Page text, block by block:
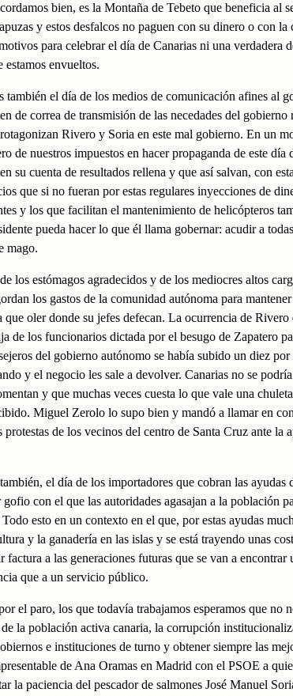
bien, es la Montaña de Tebeto que beneficia al
y estos desfalcos no paguen con su dinero o con la
para celebrar el día de Canarias ni una verdadera
estamos envueltos.
también el día de los medios de comunicación afines al
de correa de transmisión de las necedades del
Rivero y Soria en este mal gobierno. En un
de nuestros impuestos en hacer propaganda de este día
su cuenta de resultados rellena y que así salvan, con
que si no fueran por estas regulares inyecciones de
y los que facilitan el mantenimiento de helicópteros
pueda hacer lo que él llama gobernar: acudir a
mago.
los estómagos agradecidos y de los mediocres altos
los gastos de la comunidad autónoma para
que oler donde su jefes defecan. La ocurrencia de
de los funcionarios dictada por el besugo de Zapatero
del gobierno autónomo se había subido un diez
y el negocio les sale a devolver. Canarias no se
y que muchas veces cuesta lo que vale una
Miguel Zerolo lo supo bien y mandó a llamar en
protestas de los vecinos del centro de Santa Cruz ante la
el día de los importadores que cobran las
gofio con el que las autoridades agasajan a la población
esto en un contexto en el que, por estas ayudas
y la ganadería en las islas y se está trayendo unas
factura a las generaciones futuras que se van a encontrar
que a un servicio público.
el paro, los que todavía trabajamos esperamos que no
la población activa canaria, la corrupción
e instituciones de turno y obtener siempre las
de Ana Oramas en Madrid con el PSOE a
la paciencia del pescador de salmones José Manuel